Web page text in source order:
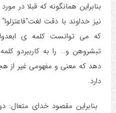
بنابراین همانگونه که قبلا در
نیز خداوند با دقت
که می توانست کلمه ی ابعدوا
تبشروهن و… را به کارببردو
دهد که معنی و مفهومی غیر از
دارد.
بنابراین مقصود خدای متعال: